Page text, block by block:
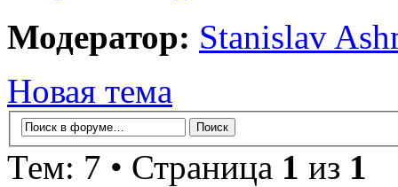
Модератор: Stanislav
Новая тема
Тем: 7 • Страница 1 из 1